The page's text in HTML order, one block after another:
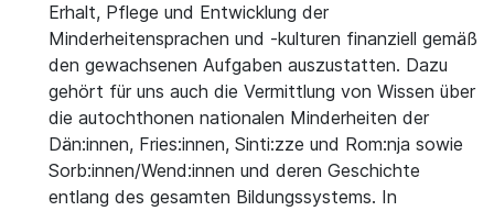
Erhalt, Pflege und Entwicklung der
Minderheitensprachen und -kulturen finanziell gemäß
den gewachsenen Aufgaben auszustatten. Dazu
gehört für uns auch die Vermittlung von Wissen über
die autochthonen nationalen Minderheiten der
Dän:innen, Fries:innen, Sinti:zze und Rom:nja sowie
Sorb:innen/Wend:innen und deren Geschichte
entlang des gesamten Bildungssystems. In